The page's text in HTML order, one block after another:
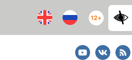
12+
YoutubeВКонтакте
RSS